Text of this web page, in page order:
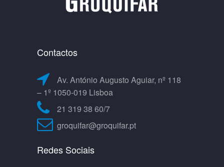
Contactos
Av. António Augusto Aguiar, nº 118
– 1º 1050-019 Lisboa
21 319 38 60/7
groquifar@groquifar.pt
Redes Sociais